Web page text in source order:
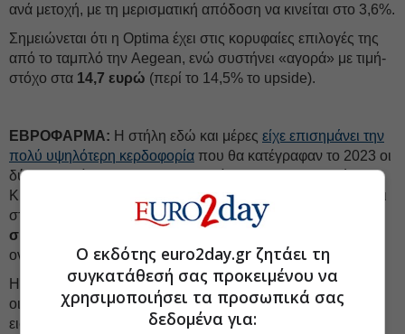
ανά μετοχή, με τη μερισματική απόδοση να κινείται στο 3,6%.
Σημειώνεται ότι η Optima έχει στις κορυφαίες επιλογές της
από το ταμπλό την Aegean, ενώ συστήνει «αγορά» με τιμή-
στόχο στα 14,7 ευρώ (περί το 14,5% το upside).
ΕΒΡΟΦΑΡΜΑ: Η στήλη εδώ και μέρες είχε επισημάνει την
πολύ υψηλότερη κερδοφορία που θα κατέγραφαν το 2023 οι
δύο εισηγμένες γαλακτοβιομηχανίες του ΧΑ (Ευρωφάρμα,
Κρι Κρι), τονίζοντας πως η Εβροφάρμα προχώρησε πέρυσι
στη διαγραφή του συνόλου του υπολοίπου των
συσσωρευμένων ζημιών
ονομαστικής αξίας των μετοχών της.
Η επακόλουθη είδηση ήρθε την Παρασκευή από το
οικονομικό ημερολόγιο που ανακοίνωσε η θρακιώτικη
εισηγμένη, το οποίο μιλά για επικείμενη
Ο εκδότης euro2day.gr ζητάει τη
συγκατάθεσή σας προκειμένου να
χρησιμοποιήσει τα προσωπικά σας
δεδομένα για: